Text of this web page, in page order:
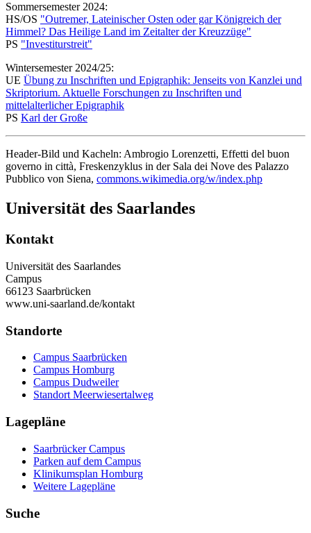
Sommersemester 2024:
HS/OS "Outremer, Lateinischer Osten oder gar Königreich der
Himmel? Das Heilige Land im Zeitalter der Kreuzzüge"
PS "Investiturstreit"
Wintersemester 2024/25:
UE Übung zu Inschriften und Epigraphik: Jenseits von Kanzlei und
Skriptorium. Aktuelle Forschungen zu Inschriften und
mittelalterlicher Epigraphik
PS Karl der Große
Header-Bild und Kacheln: Ambrogio Lorenzetti, Effetti del buon
governo in città, Freskenzyklus in der Sala dei Nove des Palazzo
Pubblico von Siena, commons.wikimedia.org/w/index.php
Universität des Saarlandes
Kontakt
Universität des Saarlandes
Campus
66123 Saarbrücken
www.uni-saarland.de/kontakt
Standorte
Campus Saarbrücken
Campus Homburg
Campus Dudweiler
Standort Meerwiesertalweg
Lagepläne
Saarbrücker Campus
Parken auf dem Campus
Klinikumsplan Homburg
Weitere Lagepläne
Suche